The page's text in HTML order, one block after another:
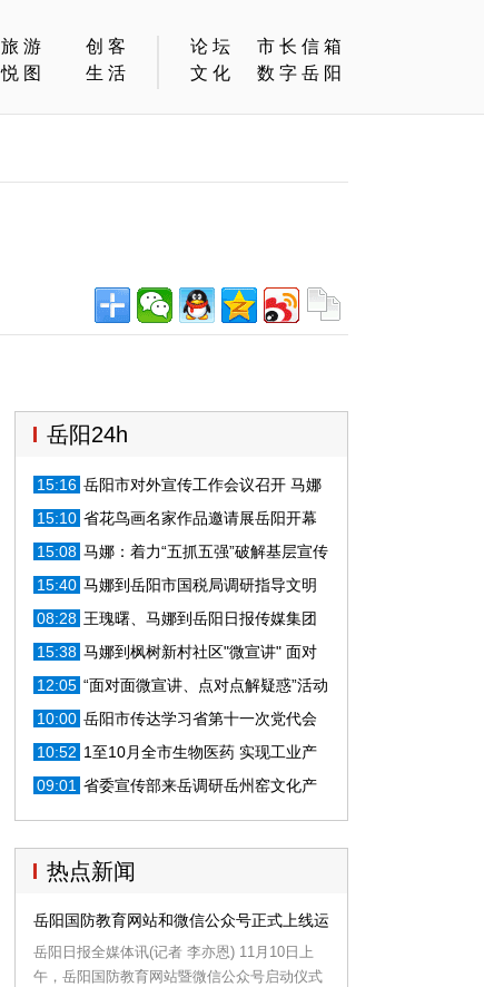
旅游
创客
悦图
生活
论坛
市长信箱
文化
数字岳阳
岳阳24h
15:16 岳阳市对外宣传工作会议召开 马娜
出席
15:10 省花鸟画名家作品邀请展岳阳开幕
马娜等出席
15:08 马娜：着力“五抓五强”破解基层宣传
思想文化工作难题
15:40 马娜到岳阳市国税局调研指导文明
创建工作
08:28 王瑰曙、马娜到岳阳日报传媒集团
调研
15:38 马娜到枫树新村社区"微宣讲" 面对
面为群众解疑惑
12:05 “面对面微宣讲、点对点解疑惑”活动
在岳启动
10:00 岳阳市传达学习省第十一次党代会
精神
10:52 1至10月全市生物医药 实现工业产
值144.5亿元
09:01 省委宣传部来岳调研岳州窑文化产
业相关情况
热点新闻
岳阳国防教育网站和微信公众号正式上线运行
岳阳日报全媒体讯(记者 李亦恩) 11月10日上
午，岳阳国防教育网站暨微信公众号启动仪式